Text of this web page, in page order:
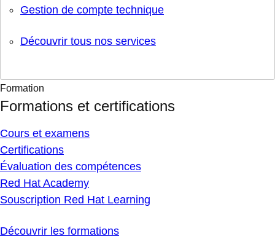
Gestion de compte technique
Découvrir tous nos services
Formation
Formations et certifications
Cours et examens
Certifications
Évaluation des compétences
Red Hat Academy
Souscription Red Hat Learning
Découvrir les formations